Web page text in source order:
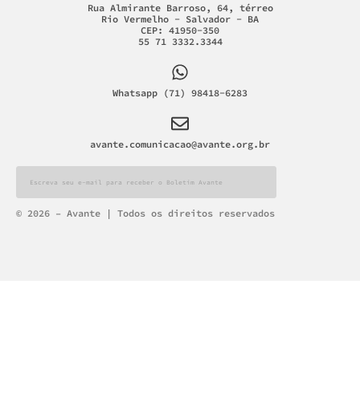
Rua Almirante Barroso, 64, térreo
Rio Vermelho - Salvador - BA
CEP: 41950-350
55 71 3332.3344
Whatsapp (71) 98418-6283
avante.comunicacao@avante.org.br
Alternative:
© 2026 – Avante | Todos os direitos reservados